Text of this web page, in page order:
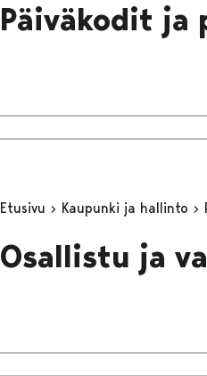
Päiväkodit ja
Etusivu Kaupunki ja hallinto
Osallistu ja